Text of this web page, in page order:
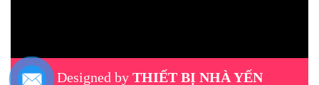
Designed by THIẾT BỊ NHÀ YẾN